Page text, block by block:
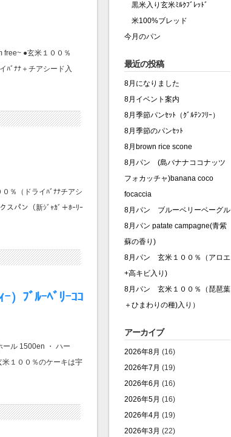
●玄米１００％
ﾊﾞﾅﾅ＋チアシード入
％（ドライﾊﾞﾅﾅチアシ
スパン（新ｼﾞｬｶﾞ＋ﾎｰﾘｰ
ﾌﾞﾙｰﾍﾞﾘｰｺｺ
ル 1500en ・ ハー
１００％のケーキは宇
黒米入り玄米ﾐﾙｸﾌﾞﾚｯﾄﾞ
米100%ブレッド
今月のパン
最近の投稿
8月になりました
8月イベント案内
8月季節パンｾｯﾄ（ｸﾞﾙﾃﾝﾌﾘｰ）
8月季節のパンｾｯﾄ
8月brown rice scone
8月パン (島バナナココナッツ
フォカッチャ)banana coco
focaccia
8月パン ブルーベリーベーグル
8月パン patate campagne(青紫
蘇の香り)
8月パン 玄米１００％（アロエ
+高キビ入り)
8月パン 玄米１００％（琵琶葉
＋ひまわりの種)入り）
アーカイブ
2026年8月 (16)
2026年7月 (19)
2026年6月 (16)
2026年5月 (16)
2026年4月 (19)
2026年3月 (22)